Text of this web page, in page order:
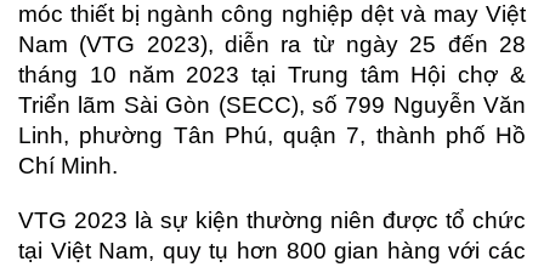
móc thiết bị ngành công nghiệp dệt và may Việt
Nam (VTG 2023), diễn ra từ ngày 25 đến 28
tháng 10 năm 2023 tại Trung tâm Hội chợ &
Triển lãm Sài Gòn (SECC), số 799 Nguyễn Văn
Linh, phường Tân Phú, quận 7, thành phố Hồ
Chí Minh.
VTG 2023 là sự kiện thường niên được tổ chức
tại Việt Nam, quy tụ hơn 800 gian hàng với các